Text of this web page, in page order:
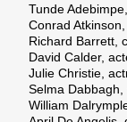
Tunde
Conrad
Richard Barrett,
David Calder,
Julie Christie,
Selma Dabbagh,
William